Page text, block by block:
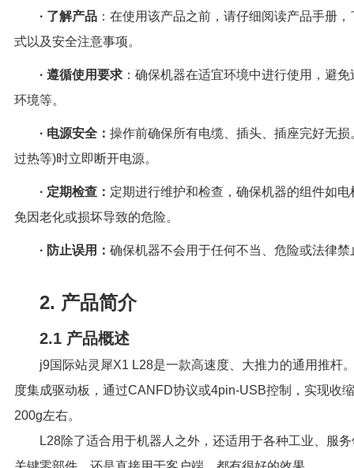
· 了解产品：在使用该产品之前，请仔细阅读产品手册
式以及安全注意事项。
· 遵循使用要求：确保机器在适宜环境中进行使用，避
环境等。
· 电源安全： 操作前确保所有电缆、插头、插座完好无
过热等)时立即断开电源。
· 定期检查： 定期进行维护和检查，确保机器的组件如
免因老化或损坏导致的危险。
· 防止误用： 确保机器不会用于任何不当、危险或法律禁
2. 产品简介
2.1 产品概述
j9国际站灵犀X1 L28是一款高速度、大推力的通用推杆
度集成驱动板，通过CANFD协议或4pin-USB控制，实现收
200g左右。
L28除了适合用于机器人之外，还适用于各种工业、服